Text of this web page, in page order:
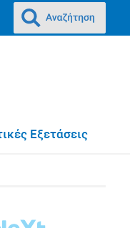
Εξετάσεις